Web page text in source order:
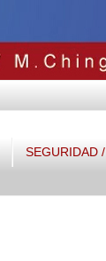
SEGURIDAD /